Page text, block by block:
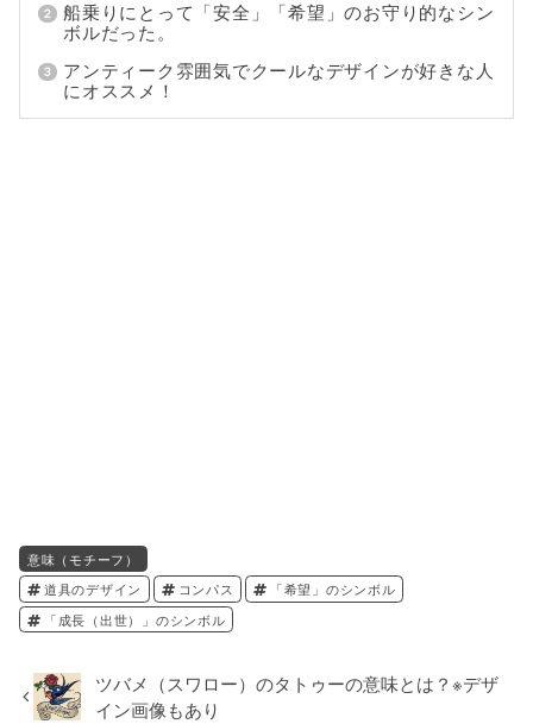
船乗りにとって「安全」「希望」のお守り的なシン
ボルだった。
アンティーク雰囲気でクールなデザインが好きな人
にオススメ！
意味（モチーフ）
道具のデザイン
コンパス
「希望」のシンボル
「成長（出世）」のシンボル
ツバメ（スワロー）のタトゥーの意味とは？※デザ
イン画像もあり